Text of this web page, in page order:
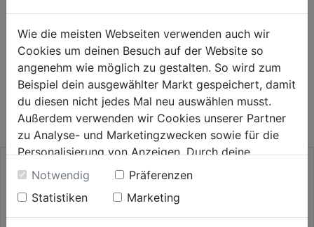
Bewertung (0)
WEITERE PRODUKTE AUS DIESER
KATEGORIE
Wie die meisten Webseiten verwenden auch wir
Cookies um deinen Besuch auf der Website so
angenehm wie möglich zu gestalten. So wird zum
Beispiel dein ausgewählter Markt gespeichert, damit
du diesen nicht jedes Mal neu auswählen musst.
Außerdem verwenden wir Cookies unserer Partner
zu Analyse- und Marketingzwecken sowie für die
Personalisierung von Anzeigen. Durch deine
Einwilligung werden die Daten von Drittanbieter,
unter anderem auch in den USA, verarbeitet.
Durch Klick auf "Alle Cookies erlauben" stimmst du
der Verwendung aller Cookies zu. Unter "Details
Notwendig
Präferenzen
Statistiken
Marketing